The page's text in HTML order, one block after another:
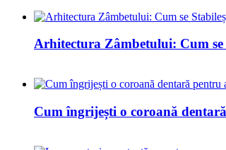
Arhitectura Zâmbetului: Cum
Cum îngrijești o coroană